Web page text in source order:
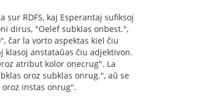
RDFS, kaj Esperantaj sufiksoj
dirus, "Oelef subklas onbest.",
ĉar la vorto aspektas kiel ĉiu
klasoj anstataŭas ĉiu adjektivon.
atribut kolor onecrug". La
oroz subklas onrug.", aŭ se
instas onrug".